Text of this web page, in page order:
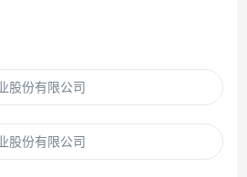
股份有限公司
股份有限公司